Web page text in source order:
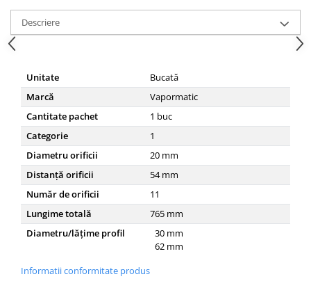
Descriere
Unitate
Bucată
Marcă
Vapormatic
Cantitate pachet
1 buc
Categorie
1
Diametru orificii
20 mm
Distanță orificii
54 mm
Număr de orificii
11
Lungime totală
765 mm
Diametru/lățime profil
30 mm
62 mm
Informatii conformitate produs